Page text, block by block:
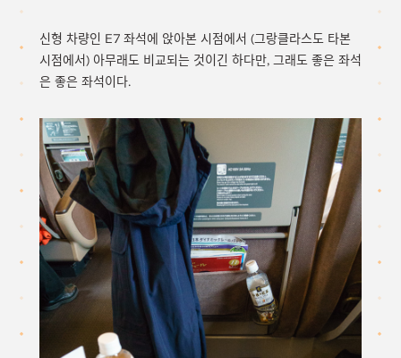
신형 차량인 E7 좌석에 앉아본 시점에서 (그랑클라스도 타본
시점에서) 아무래도 비교되는 것이긴 하다만, 그래도 좋은 좌석
은 좋은 좌석이다.